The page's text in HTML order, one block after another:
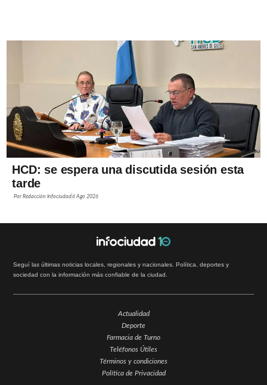
HCD: se espera una discutida sesión esta
tarde
PorRedacción Infociudad6 Ago 2026
Seguí las últimas noticias locales, regionales y nacionales. Política, deportes y
sociedad con la información más confiable de la ciudad.
Actualidad
Deporte
Farmacia de Turno
Teléfonos Útiles
Términos y condiciones
Política de Privacidad